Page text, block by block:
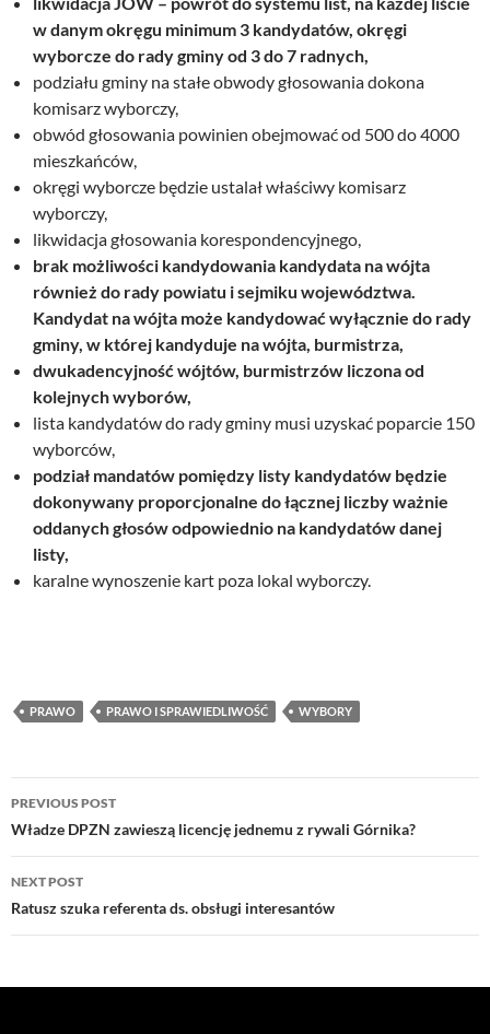
w danym okręgu minimum 3 kandydatów, okręgi
wyborcze do rady gminy od 3 do 7 radnych,
podziału gminy na stałe obwody głosowania dokona
komisarz wyborczy,
obwód głosowania powinien obejmować od 500 do 4000
mieszkańców,
okręgi wyborcze będzie ustalał właściwy komisarz
wyborczy,
likwidacja głosowania korespondencyjnego,
brak możliwości kandydowania kandydata na wójta
również do rady powiatu i sejmiku województwa.
Kandydat na wójta może kandydować wyłącznie do rady
gminy, w której kandyduje na wójta, burmistrza,
dwukadencyjność wójtów, burmistrzów liczona od
kolejnych wyborów,
lista kandydatów do rady gminy musi uzyskać poparcie 150
wyborców,
podział mandatów pomiędzy listy kandydatów będzie
dokonywany proporcjonalne do łącznej liczby ważnie
oddanych głosów odpowiednio na kandydatów danej
listy,
karalne wynoszenie kart poza lokal wyborczy.
PRAWO PRAWO I SPRAWIEDLIWOŚĆ WYBORY
Post
navigation
PREVIOUS POST
Władze DPZN zawieszą licencję jednemu z rywali Górnika?
NEXT POST
Ratusz szuka referenta ds. obsługi interesantów